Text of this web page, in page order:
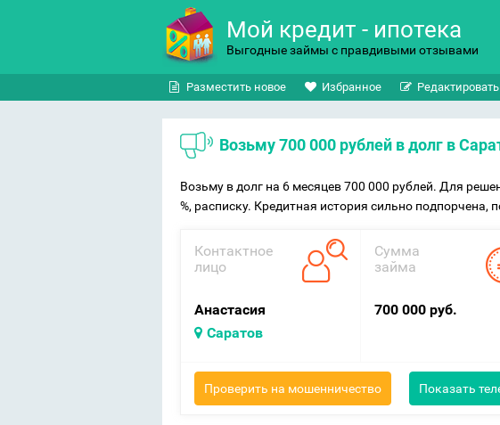
Мой кредит - ипотека
Выгодные займы с правдивыми отзывами
Разместить новое Избранное
Возьму 700 000 рублей в долг в
Возьму в долг на 6 месяцев 700 000 рублей. Для
%, расписку. Кредитная история сильно
Контактное
лицо
Анастасия
Саратов
Сумма
займа
700 000 руб.
Проверить на мошенничество Показать